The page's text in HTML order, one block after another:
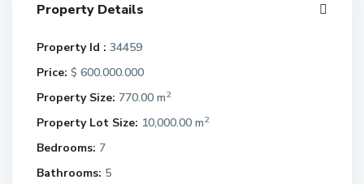
Property Details
Property Id : 34459
Price: $ 600.000.000
Property Size: 770.00 m2
Property Lot Size: 10,000.00 m2
Bedrooms: 7
Bathrooms: 5